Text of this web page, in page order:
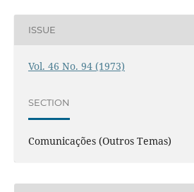
ISSUE
Vol. 46 No. 94 (1973)
SECTION
Comunicações (Outros Temas)